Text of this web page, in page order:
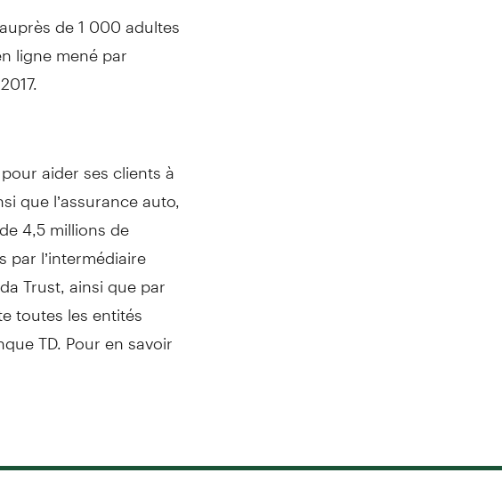
de 1 000 adultes
ligne mené par
aider ses clients à
que l’assurance auto,
4,5 millions de
l’intermédiaire
Trust, ainsi que par
toutes les entités
TD. Pour en savoir